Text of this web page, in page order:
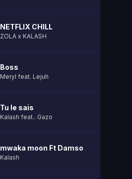
NETFLIX CHILL
ZOLA x KALASH
Boss
Meryl feat. Lejuh
Tu le sais
Kalash feat.. Gazo
mwaka moon Ft Damso
Kalash